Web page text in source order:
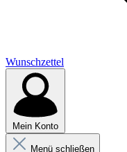
Wunschzettel
Mein Konto
Menü schließen